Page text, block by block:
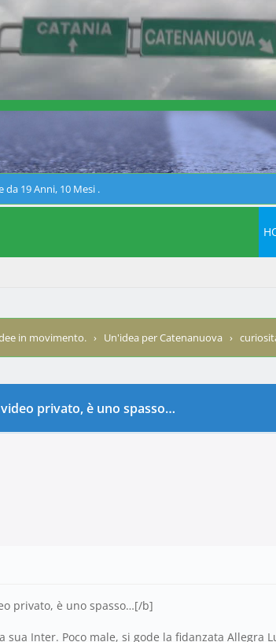
19 Anni, 10 Mesi .
in movimento. › Un'idea per Catenanuova ›
privato, è uno spasso…
privato, è uno spasso…[/b]
Inter. Poco male, si gode la fidanzata